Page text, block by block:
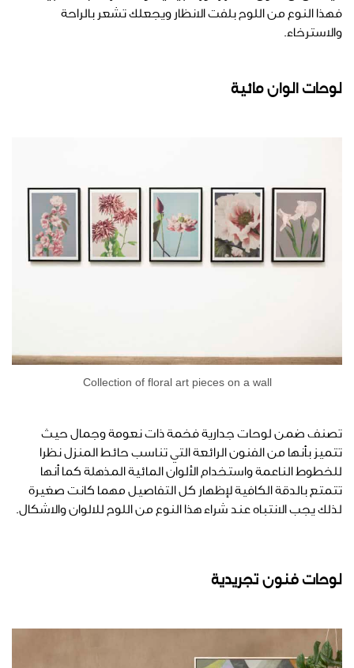
فهذا النوع من اللوح بلفت الانظار ويجعلك تشعر بالراحة
والاسترخاء.
لوحات الوان مائية
Collection of floral art pieces on a wall
تصنف ضمن لوحات جدارية فخمة ذات نعومة وجمال حيث
تتميز بأنها من الفنون الرائعة التي تناسب حائط المنزل نظرا
للخطوط الناعمة واستخدام الألوان المائية المذهلة كما أنها
تتمتع بالدقة الكافية لإظهار كل التفاصيل مهما كانت صغيرة
لذلك يجب الانتباه عند شراء هذا النوع من اللوح للالوان والاشكال.
لوحات فنون تجريدية